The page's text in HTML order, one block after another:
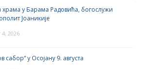
храма у Барама Радовића, богослужи
Јоаникије
4, 2026
сабор“ у Осојану 9. августа